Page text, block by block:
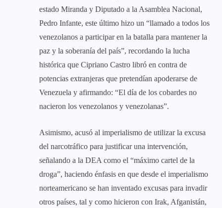
estado Miranda y Diputado a la Asamblea Nacional,
Pedro Infante, este último hizo un “llamado a todos los
venezolanos a participar en la batalla para mantener la
paz y la soberanía del país”, recordando la lucha
histórica que Cipriano Castro libró en contra de
potencias extranjeras que pretendían apoderarse de
Venezuela y afirmando: “El día de los cobardes no
nacieron los venezolanos y venezolanas”.
Asimismo, acusó al imperialismo de utilizar la excusa
del narcotráfico para justificar una intervención,
señalando a la DEA como el “máximo cartel de la
droga”, haciendo énfasis en que desde el imperialismo
norteamericano se han inventado excusas para invadir
otros países, tal y como hicieron con Irak, Afganistán,